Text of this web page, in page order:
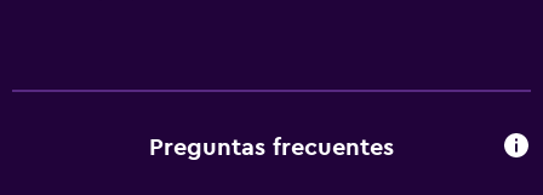
Calefacción
Preguntas frecuentes